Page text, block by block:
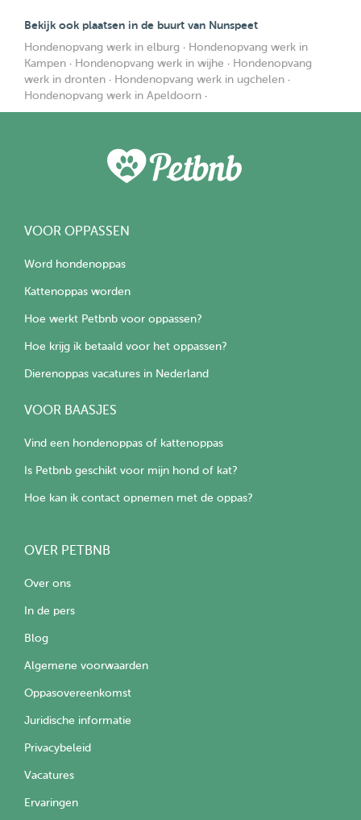
Bekijk ook plaatsen in de buurt van Nunspeet
Hondenopvang werk in elburg · Hondenopvang werk in
Kampen · Hondenopvang werk in wijhe · Hondenopvang
werk in dronten · Hondenopvang werk in ugchelen ·
Hondenopvang werk in Apeldoorn ·
VOOR OPPASSEN
Word hondenoppas
Kattenoppas worden
Hoe werkt Petbnb voor oppassen?
Hoe krijg ik betaald voor het oppassen?
Dierenoppas vacatures in Nederland
VOOR BAASJES
Vind een hondenoppas of kattenoppas
Is Petbnb geschikt voor mijn hond of kat?
Hoe kan ik contact opnemen met de oppas?
OVER PETBNB
Over ons
In de pers
Blog
Algemene voorwaarden
Oppasovereenkomst
Juridische informatie
Privacybeleid
Vacatures
Ervaringen